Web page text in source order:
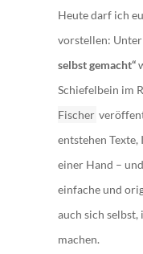
Heute darf ich
vorstellen:
selbst gemacht“
Schiefelbein im
Fischer
entstehen
einer Hand –
einfache und
auch sich selbst,
machen.